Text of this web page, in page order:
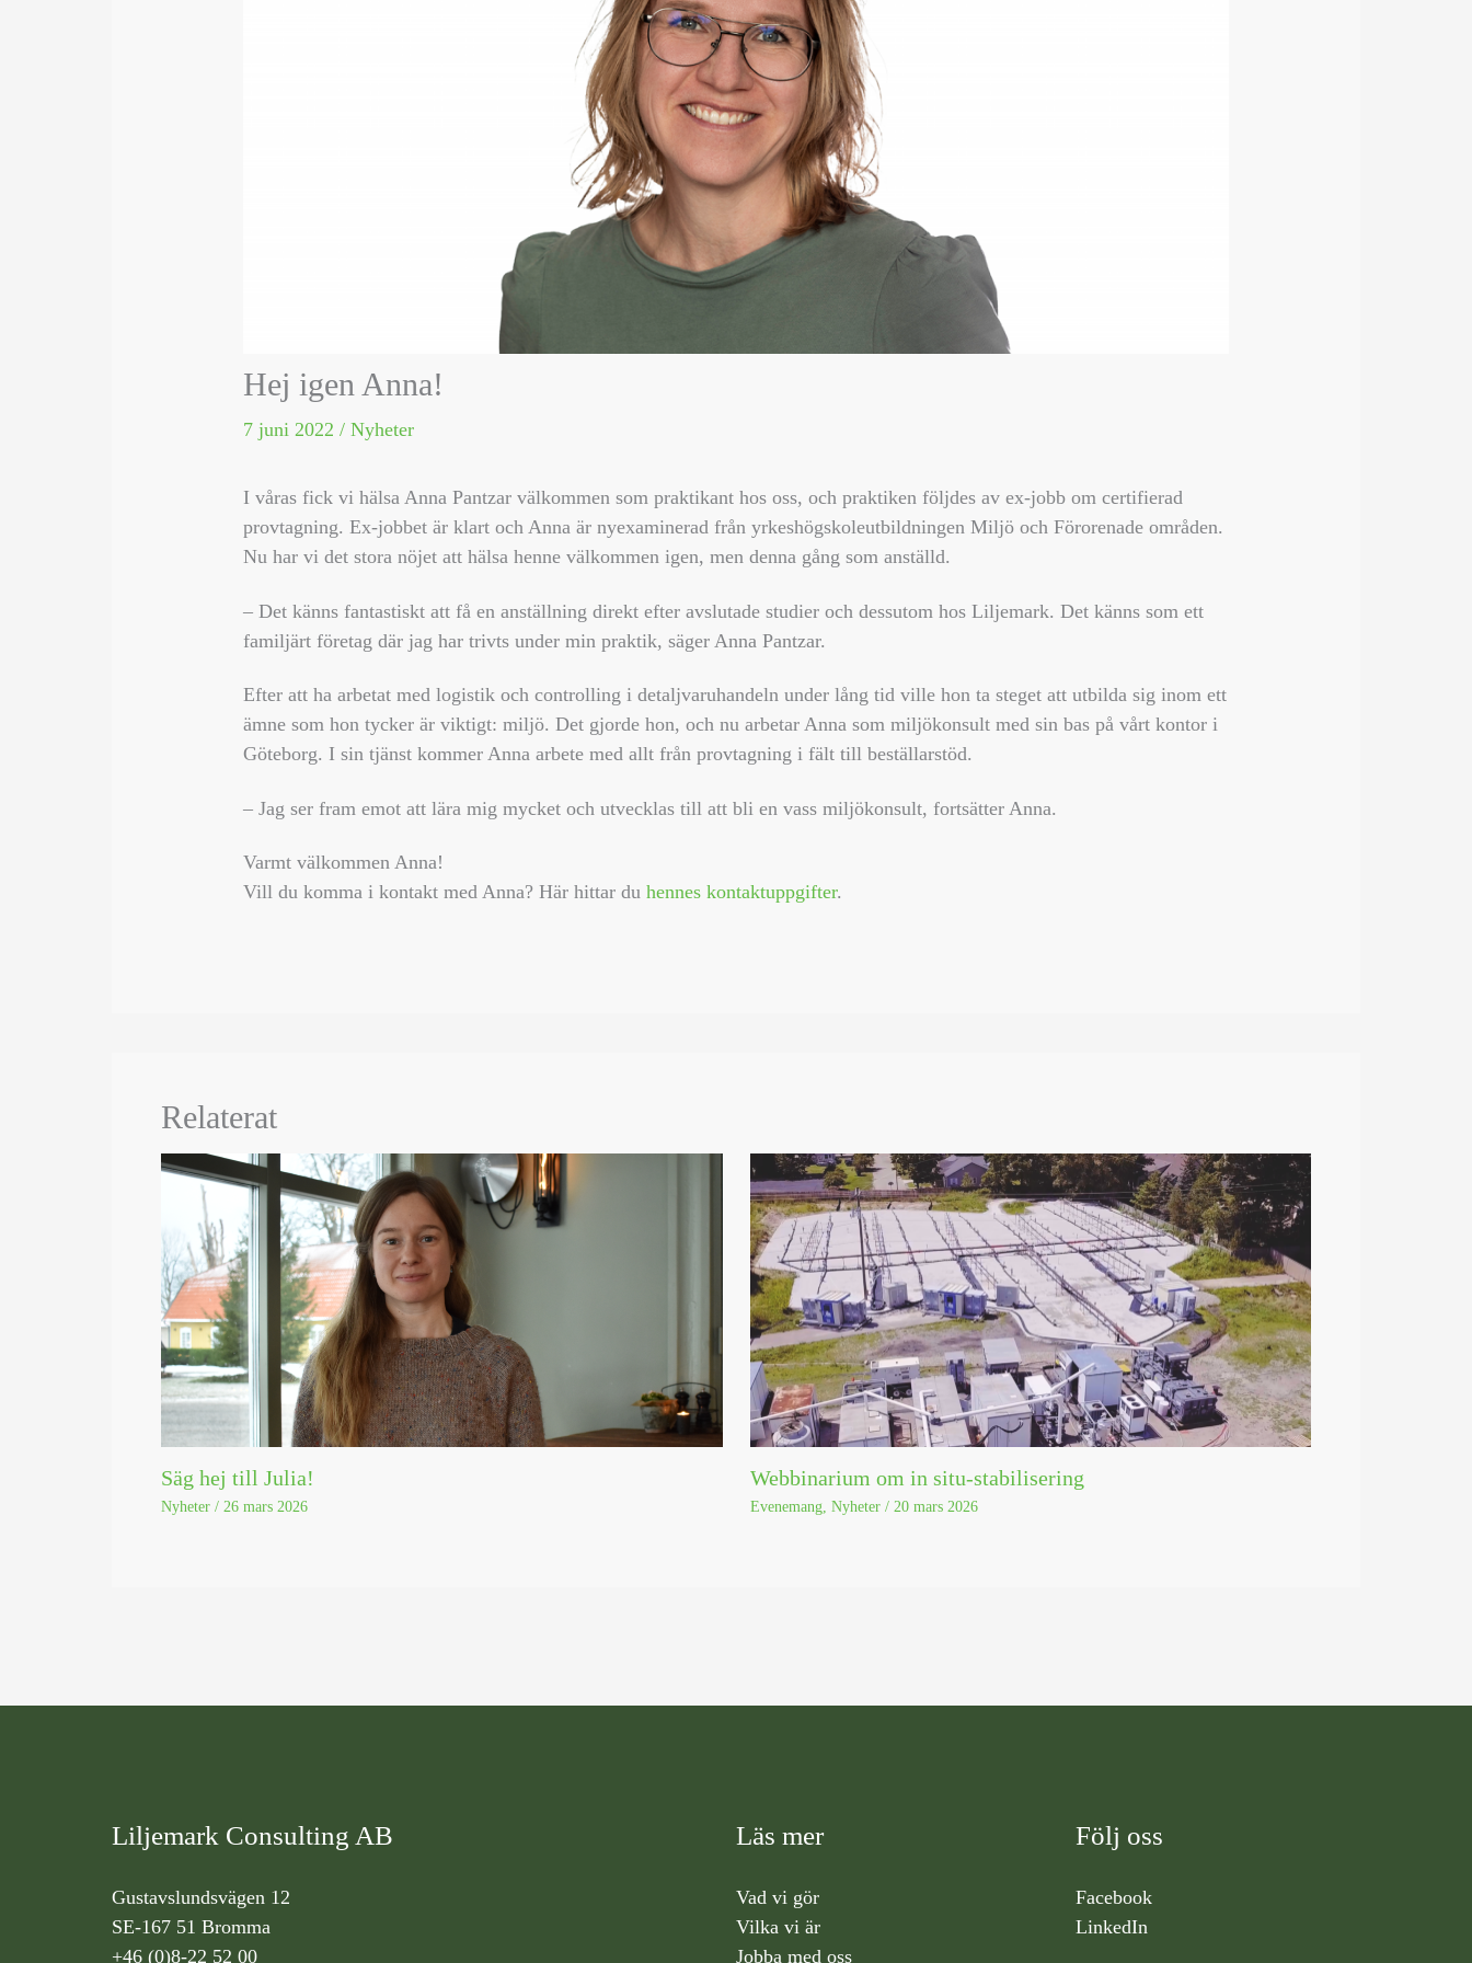
Hej igen Anna!
7 juni 2022/Nyheter
I våras fick vi hälsa Anna Pantzar välkommen som praktikant hos oss, och praktiken följdes av ex-jobb om certifierad
provtagning. Ex-jobbet är klart och Anna är nyexaminerad från yrkeshögskoleutbildningen Miljö och Förorenade områden.
Nu har vi det stora nöjet att hälsa henne välkommen igen, men denna gång som anställd.
– Det känns fantastiskt att få en anställning direkt efter avslutade studier och dessutom hos Liljemark. Det känns som ett
familjärt företag där jag har trivts under min praktik, säger Anna Pantzar.
Efter att ha arbetat med logistik och controlling i detaljvaruhandeln under lång tid ville hon ta steget att utbilda sig inom ett
ämne som hon tycker är viktigt: miljö. Det gjorde hon, och nu arbetar Anna som miljökonsult med sin bas på vårt kontor i
Göteborg. I sin tjänst kommer Anna arbete med allt från provtagning i fält till beställarstöd.
– Jag ser fram emot att lära mig mycket och utvecklas till att bli en vass miljökonsult, fortsätter Anna.
Varmt välkommen Anna!
Vill du komma i kontakt med Anna? Här hittar duhennes kontaktuppgifter.
Relaterat
Säg hej till Julia!
Nyheter / 26 mars 2026
Webbinarium om in situ-stabilisering
Evenemang, Nyheter/ 20 mars 2026
Liljemark Consulting AB
Gustavslundsvägen 12
SE-167 51 Bromma
+46 (0)8-22 52 00
Läs mer
Vad vi gör
Vilka vi är
Jobba med oss
Följ oss
Facebook
LinkedIn